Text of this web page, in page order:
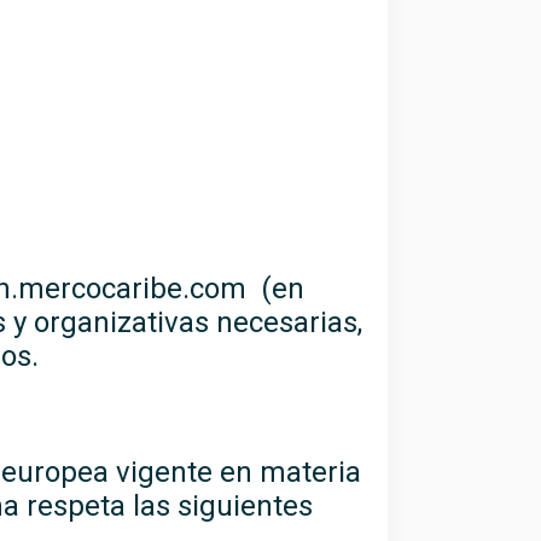
(en
organizativas necesarias,
vigente en materia
respeta las siguientes